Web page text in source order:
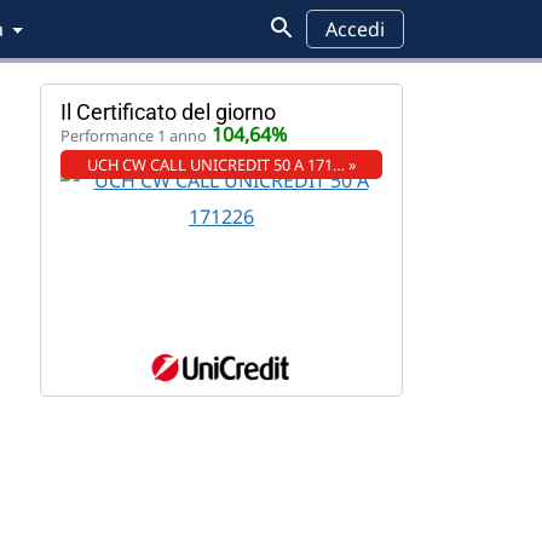
Accedi
Il Certificato del giorno
Performance 1 anno 104,64%
UCH CW CALL UNICREDIT 50 A 171… »